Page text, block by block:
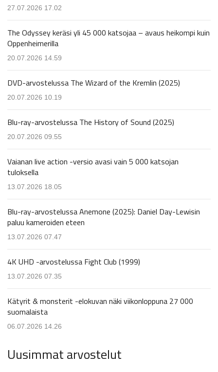
27.07.2026 17.02
The Odyssey keräsi yli 45 000 katsojaa – avaus heikompi kuin
Oppenheimerilla
20.07.2026 14.59
DVD-arvostelussa The Wizard of the Kremlin (2025)
20.07.2026 10.19
Blu-ray-arvostelussa The History of Sound (2025)
20.07.2026 09.55
Vaianan live action -versio avasi vain 5 000 katsojan
tuloksella
13.07.2026 18.05
Blu-ray-arvostelussa Anemone (2025): Daniel Day-Lewisin
paluu kameroiden eteen
13.07.2026 07.47
4K UHD -arvostelussa Fight Club (1999)
13.07.2026 07.35
Kätyrit & monsterit -elokuvan näki viikonloppuna 27 000
suomalaista
06.07.2026 14.26
Uusimmat arvostelut